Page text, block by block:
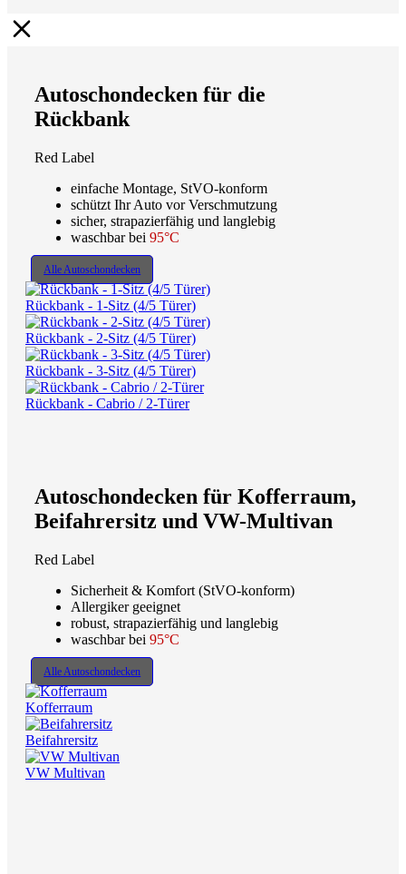
Autoschondecken für die
Rückbank
Red Label
einfache Montage, StVO-konform
schützt Ihr Auto vor Verschmutzung
sicher, strapazierfähig und langlebig
waschbar bei 95°C
Alle Autoschondecken
Rückbank - 1-Sitz (4/5 Türer)
Rückbank - 2-Sitz (4/5 Türer)
Rückbank - 3-Sitz (4/5 Türer)
Rückbank - Cabrio / 2-Türer
Autoschondecken für Kofferraum,
Beifahrersitz und VW-Multivan
Red Label
Sicherheit & Komfort (StVO-konform)
Allergiker geeignet
robust, strapazierfähig und langlebig
waschbar bei 95°C
Alle Autoschondecken
Kofferraum
Beifahrersitz
VW Multivan